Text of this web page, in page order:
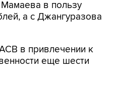
в пользу
а с Джангуразова
в привлечении к
еще шести